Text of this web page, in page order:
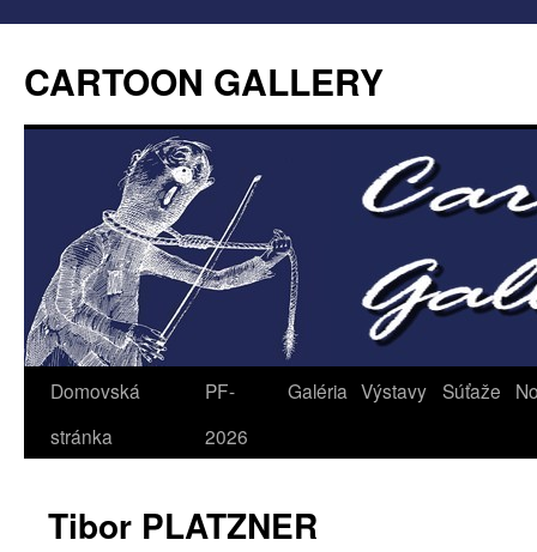
CARTOON GALLERY
Domovská
stránka
PF-
2026
Galéria Výstavy Súťaže
Tibor PLATZNER